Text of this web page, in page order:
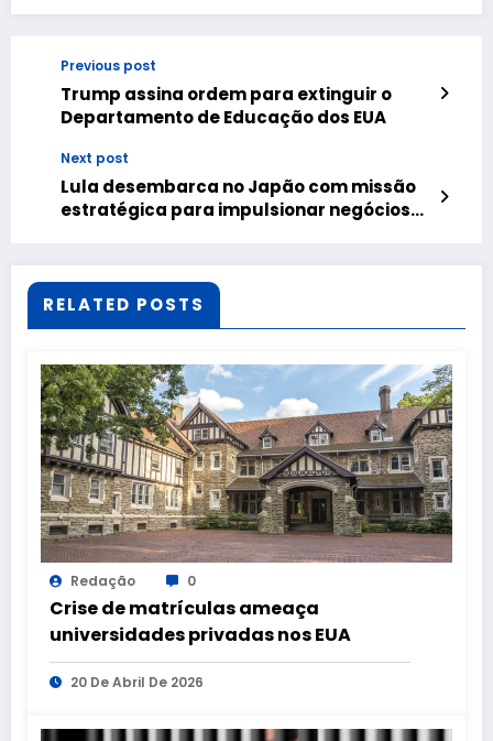
Previous post
Trump assina ordem para extinguir o
Departamento de Educação dos EUA
Next post
Lula desembarca no Japão com missão
estratégica para impulsionar negócios
RELATED POSTS
Redação 0
Crise de matrículas ameaça
universidades privadas nos EUA
20 De Abril De 2026